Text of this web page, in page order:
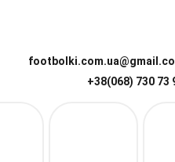
+38(068) 730 73